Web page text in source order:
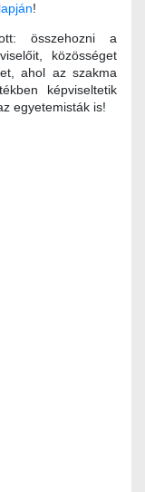
!
összehozni a
közösséget
ahol az szakma
képviseltetik
egyetemisták is!